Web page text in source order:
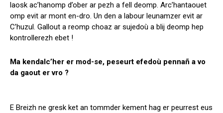
laosk ac’hanomp d’ober ar pezh a fell deomp. Arc’hantaouet
omp evit ar mont en-dro. Un den a labour leunamzer evit ar
C’huzul. Gallout a reomp choaz ar sujedoù a blij deomp hep
kontrollerezh ebet !
Ma kendalc’her er mod-se, peseurt efedoù pennañ a vo
da gaout er vro ?
E Breizh ne gresk ket an tommder kement hag er peurrest eus